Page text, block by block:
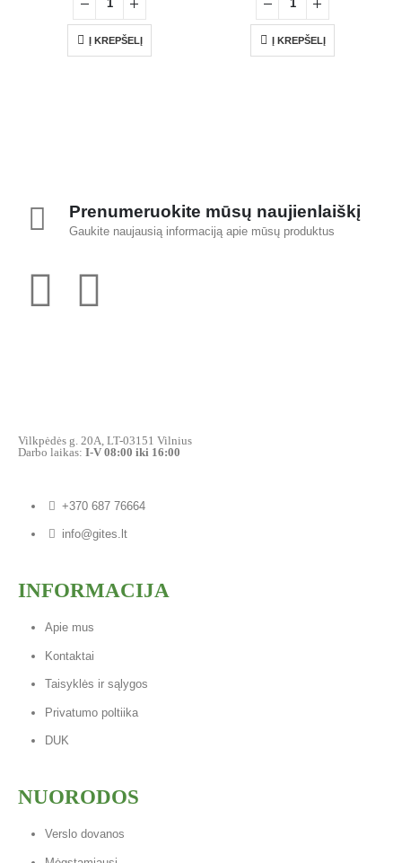
Į KREPŠELĮ Į KREPŠELĮ
Prenumeruokite mūsų naujienlaiškį
Gaukite naujausią informaciją apie mūsų produktus
Vilkpėdės g. 20A, LT-03151 Vilnius
Darbo laikas: I-V 08:00 iki 16:00
+370 687 76664
info@gites.lt
INFORMACIJA
Apie mus
Kontaktai
Taisyklės ir sąlygos
Privatumo poltiika
DUK
NUORODOS
Verslo dovanos